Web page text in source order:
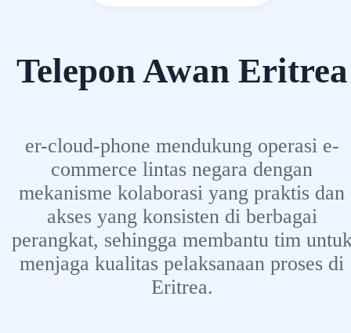
Telepon Awan Eritrea
er-cloud-phone mendukung operasi e-
commerce lintas negara dengan
mekanisme kolaborasi yang praktis dan
akses yang konsisten di berbagai
perangkat, sehingga membantu tim
menjaga kualitas pelaksanaan proses di
Eritrea.